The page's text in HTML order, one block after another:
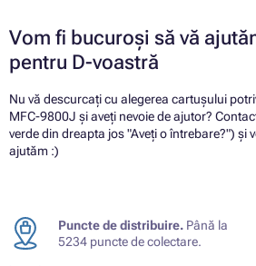
Vom fi bucuroși să vă
pentru D-voastră
Nu vă descurcați cu alegerea cartușului
MFC-9800J și aveți nevoie de ajutor?
verde din dreapta jos "Aveți o întrebare?") și
ajutăm :)
Puncte de distribuire. Până la
5234 puncte de colectare.